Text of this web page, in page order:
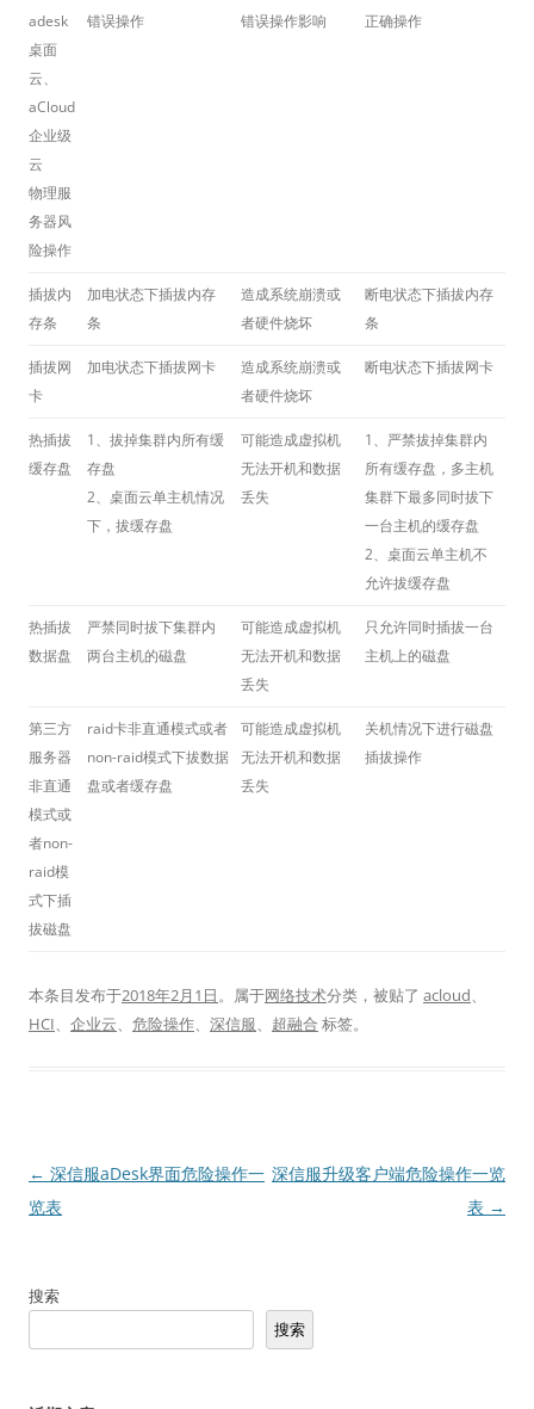
adesk
桌面
云、
aCloud
企业级
云
物理服
务器风
险操作
错误操作 错误操作影响 正确操作
插拔内
存条
加电状态下插拔内存
条
造成系统崩溃或
者硬件烧坏
断电状态下插拔内存
条
插拔网
卡
加电状态下插拔网卡
造成系统崩溃或
者硬件烧坏
断电状态下插拔网卡
热插拔
缓存盘
1、拔掉集群内所有缓
存盘
2、桌面云单主机情况
下，拔缓存盘
可能造成虚拟机
无法开机和数据
丢失
1、严禁拔掉集群内
所有缓存盘，多主机
集群下最多同时拔下
一台主机的缓存盘
2、桌面云单主机不
允许拔缓存盘
热插拔
数据盘
严禁同时拔下集群内
两台主机的磁盘
可能造成虚拟机
无法开机和数据
丢失
只允许同时插拔一台
主机上的磁盘
第三方
服务器
非直通
模式或
者non-
raid模
式下插
拔磁盘
raid卡非直通模式或者
non-raid模式下拔数据
盘或者缓存盘
可能造成虚拟机
无法开机和数据
丢失
关机情况下进行磁盘
插拔操作
本条目发布于2018年2月1日。属于网络技术分类，被贴了 acloud、
HCI、 企业云、 危险操作、 深信服、 超融合 标签。
文
章
← 深信服aDesk界面危险操作一
览表
深信服升级客户端危险操作一览
表 →
搜索
搜索